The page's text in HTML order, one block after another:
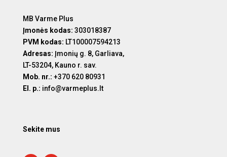
MB Varme Plus
Įmonės kodas: 303018387
PVM kodas: LT100007594213
Adresas: Įmonių g. 8, Garliava,
LT-53204, Kauno r. sav.
Mob. nr.: +370 620 80931
El. p.: info@varmeplus.lt
Sekite mus